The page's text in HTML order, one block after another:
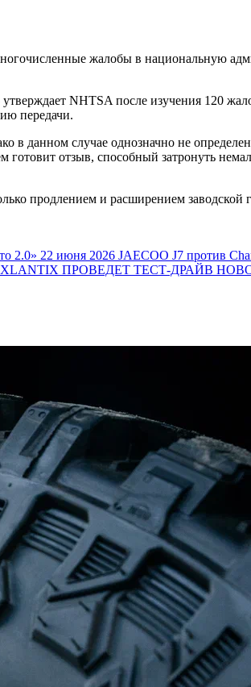
жалобы в национальную
утверждает NHTSA после изучения 120
передачи.
в данном случае однозначно не
готовит отзыв, способный затронуть
продлением и расширением заводской
2.0» 22 июня 2026 JAECOO J7 против
ПРОВЕДЕТ ТЕСТ-ДРАЙВ